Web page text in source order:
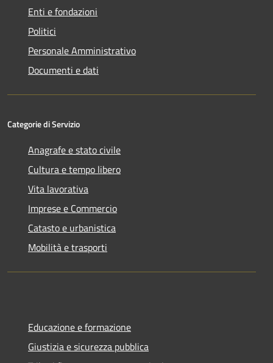
Enti e fondazioni
Politici
Personale Amministrativo
Documenti e dati
Categorie di Servizio
Anagrafe e stato civile
Cultura e tempo libero
Vita lavorativa
Imprese e Commercio
Catasto e urbanistica
Mobilità e trasporti
Educazione e formazione
Giustizia e sicurezza pubblica